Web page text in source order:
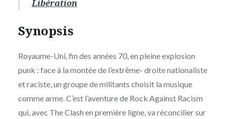
Libération
Synopsis
Royaume-Uni, fin des années 70, en pleine explosion
punk : face à la montée de l’extrême- droite nationaliste
et raciste, un groupe de militants choisit la musique
comme arme. C’est l’aventure de Rock Against Racism
qui, avec The Clash en première ligne, va réconcilier sur